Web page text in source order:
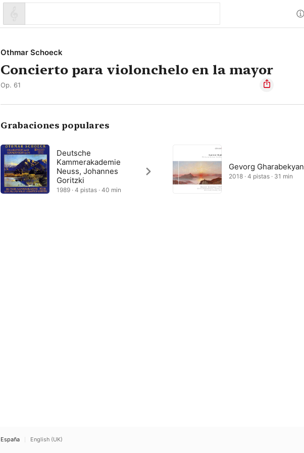
Othmar Schoeck
Concierto para violonchelo en la mayor
Op. 61
Grabaciones populares
Deutsche
Kammerakademie
Neuss, Johannes
Goritzki
1989 · 4 pistas · 40 min
Gevorg Gharabekyan
2018 · 4 pistas · 31 min
España English (UK)